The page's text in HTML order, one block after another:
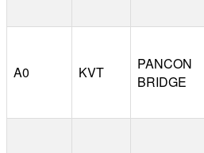
A0 KVT
PANCON
BRIDGE